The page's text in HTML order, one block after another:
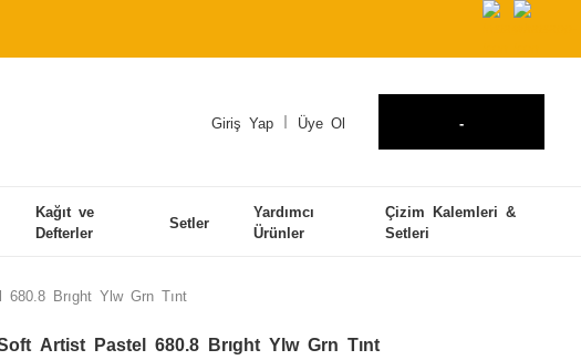
Giriş Yap Üye Ol -
Kağıt ve
Defterler
Setler
Yardımcı
Ürünler
Çizim Kalemleri &
Setleri
Brıght Ylw Grn Tınt
Artist Pastel 680.8 Brıght Ylw Grn Tınt